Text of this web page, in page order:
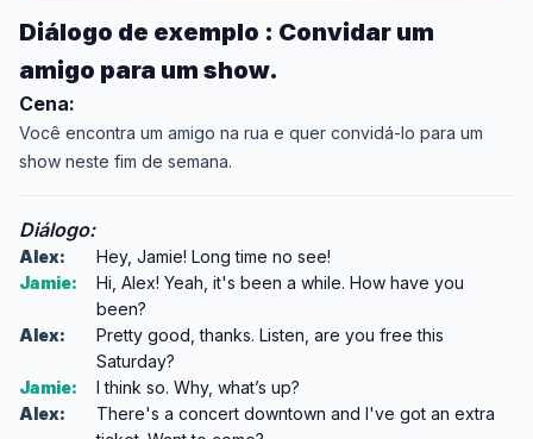
Diálogo de exemplo : Convidar um
amigo para um show.
Cena:
Você encontra um amigo na rua e quer convidá-lo para um
show neste fim de semana.
Diálogo:
Alex:
Hey, Jamie! Long time no see!
Jamie:
Hi, Alex! Yeah, it's been a while. How have you
been?
Alex:
Pretty good, thanks. Listen, are you free this
Saturday?
Jamie:
I think so. Why, what’s up?
Alex:
There's a concert downtown and I've got an extra